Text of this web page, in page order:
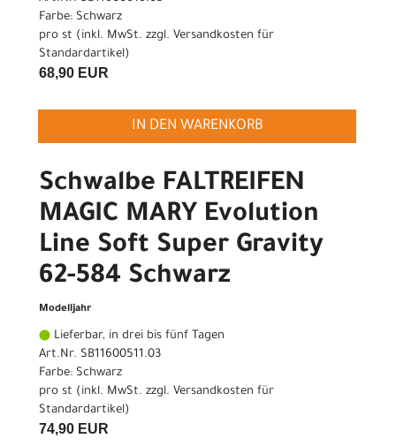
Farbe: Schwarz
pro st (inkl. MwSt. zzgl. Versandkosten für
Standardartikel)
68,90 EUR
IN DEN WARENKORB
Schwalbe FALTREIFEN
MAGIC MARY Evolution
Line Soft Super Gravity
62-584 Schwarz
Modelljahr
Lieferbar, in drei bis fünf Tagen
Art.Nr. SB11600511.03
Farbe: Schwarz
pro st (inkl. MwSt. zzgl. Versandkosten für
Standardartikel)
74,90 EUR